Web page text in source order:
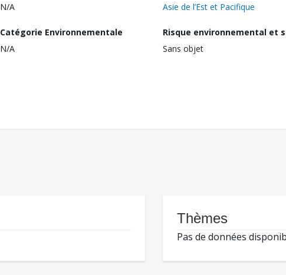
N/A
Asie de l’Est et Pacifique
Catégorie Environnementale
N/A
Risque environnemental et
Sans objet
Thèmes
Pas de données